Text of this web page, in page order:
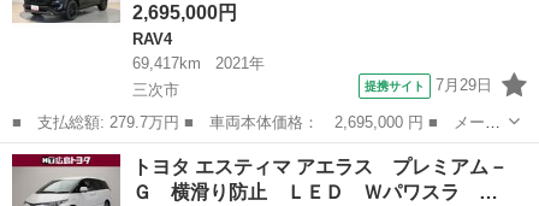
2,695,000円
RAV4
69,417km
2021年
三次市
提携サイト 7月29日
■ 支払総額: 279.7万円 ■ 車両本体価格： 2,695,000 円 ■ メーカ
ー名： トヨタ ■ 車種名： ＲＡＶ４ ■ グレード名： アドベン
チャー オフロードパッケージ ４ＷＤ フルセグ ミュージックプ
レイヤー...
広島 三次市 RAV4
トヨタ エスティマ アエラス プレミアム－
Ｇ 横滑り防止 ＬＥＤ Ｗパワスラ …